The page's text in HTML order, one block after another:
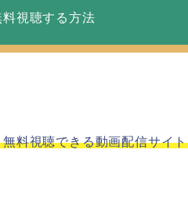
料視聴する方法
料視聴できる動画配信サイ